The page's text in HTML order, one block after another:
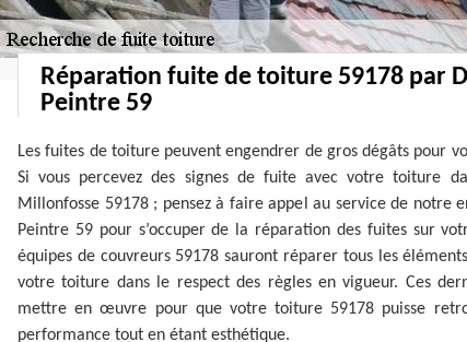
Réparation fuite de toiture 59178 par
Peintre 59
Les fuites de toiture peuvent engendrer de gros dégâts pour
Si vous percevez des signes de fuite avec votre toiture
Millonfosse 59178 ; pensez à faire appel au service de notre
Peintre 59 pour s’occuper de la réparation des fuites sur
équipes de couvreurs 59178 sauront réparer tous les
votre toiture dans le respect des règles en vigueur. Ces
mettre en œuvre pour que votre toiture 59178 puisse
performance tout en étant esthétique.